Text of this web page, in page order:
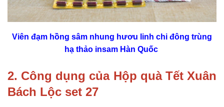
Viên đạm hồng sâm nhung hươu linh chi đông trùng
hạ thảo insam Hàn Quốc
2. Công dụng của Hộp quà Tết Xuân
Bách Lộc set 27